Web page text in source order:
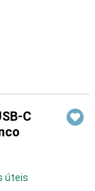
C
úteis